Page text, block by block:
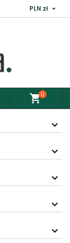
PLN zł 
shopping_cart0